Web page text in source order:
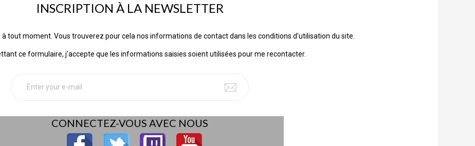
INSCRIPTION À LA NEWSLETTER
tout moment. Vous trouverez pour cela nos informations de contact dans les conditions d'utilisation du site.
ce formulaire, j'accepte que les informations saisies soient utilisées pour me recontacter.
CONNECTEZ-VOUS AVEC NOUS